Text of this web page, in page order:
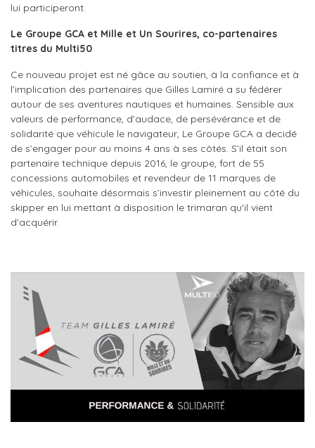
lui participeront.
Le Groupe GCA et Mille et Un Sourires, co-partenaires
titres du Multi50
Ce nouveau projet est né gâce au soutien, à la confiance et à
l’implication des partenaires que Gilles Lamiré a su fédérer
autour de ses aventures nautiques et humaines. Sensible aux
valeurs de performance, d’audace, de persévérance et de
solidarité que véhicule le navigateur, Le Groupe GCA a decidé
de s’engager pour au moins 4 ans à ses côtés. S’il était son
partenaire technique depuis 2016, le groupe, fort de 55
concessions automobiles et revendeur de 11 marques de
véhicules, souhaite désormais s’investir pleinement au côté du
skipper en lui mettant à disposition le trimaran qu'il vient
d'acquérir.